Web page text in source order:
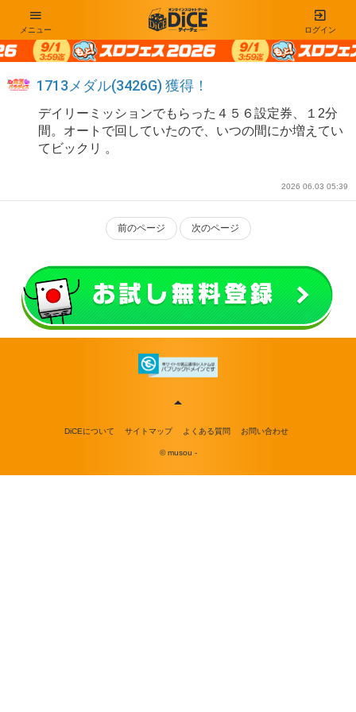
ログイン
メニュー
1713メダル(3426G) 獲得！
デイリーミッションでもらった４５６設定券、１2分
間。オートで回していたので、いつの間にか増えてい
てビックリ 。
2026 06.03 05:39
前のページ 次のページ
DiCEについて サイトマップ よくある質問 お問い合わせ
© musou -